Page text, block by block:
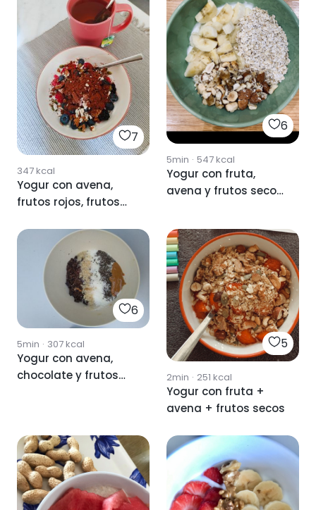
7
347kcal
Yogur con avena,
frutos rojos, frutos
6
5min · 547kcal
Yogur con fruta,
avena y frutos secos
6
5min · 307kcal
Yogur con avena,
chocolate y frutos
5
2min · 251 kcal
Yogur con fruta +
avena + frutos secos